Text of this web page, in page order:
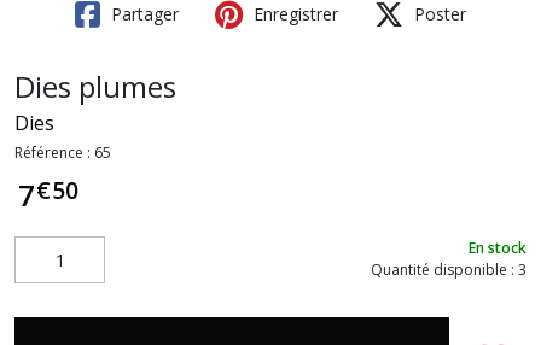
Partager Enregistrer Poster
Dies plumes
Dies
Référence : 65
7€50
En stock
Quantité disponible : 3